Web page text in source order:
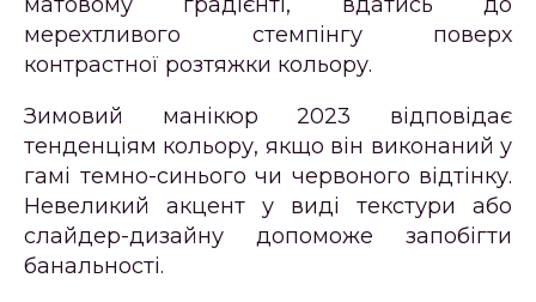
мерехтливого стемпінгу поверх
контрастної розтяжки кольору.
Зимовий манікюр 2023 відповідає
тенденціям кольору, якщо він виконаний у
гамі темно-синього чи червоного відтінку.
Невеликий акцент у виді текстури або
слайдер-дизайну допоможе запобігти
банальності.